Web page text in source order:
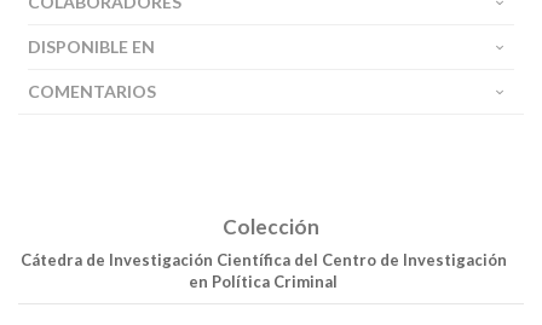
DISPONIBLE EN
COMENTARIOS
Colección
Cátedra de Investigación Científica del Centro de Investigación
en Política Criminal